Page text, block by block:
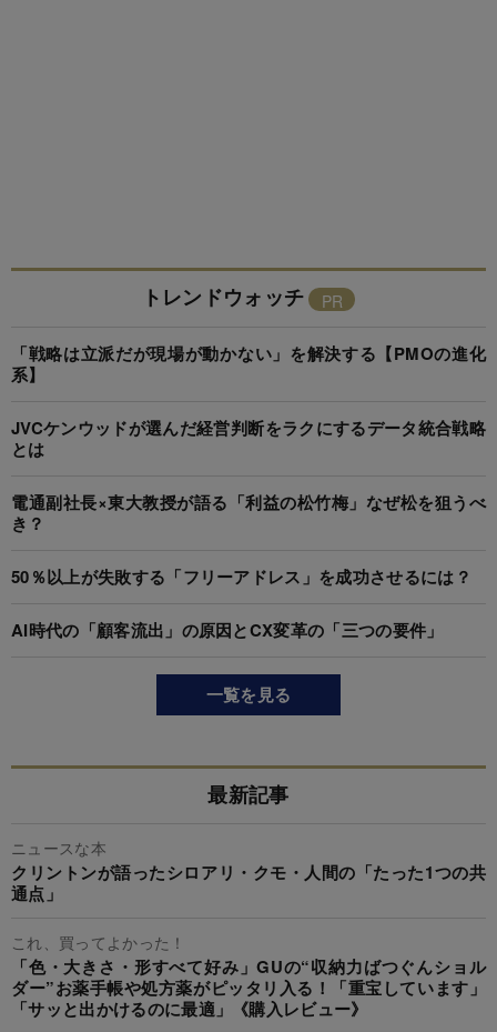
トレンドウォッチ
「戦略は立派だが現場が動かない」を解決する【PMOの進化
系】
JVCケンウッドが選んだ経営判断をラクにするデータ統合戦略
とは
電通副社長×東大教授が語る「利益の松竹梅」なぜ松を狙うべ
き？
50％以上が失敗する「フリーアドレス」を成功させるには？
AI時代の「顧客流出」の原因とCX変革の「三つの要件」
一覧を見る
最新記事
ニュースな本
クリントンが語ったシロアリ・クモ・人間の「たった1つの共
通点」
これ、買ってよかった！
「色・大きさ・形すべて好み」GUの“収納力ばつぐんショル
ダー”お薬手帳や処方薬がピッタリ入る！「重宝しています」
「サッと出かけるのに最適」《購入レビュー》